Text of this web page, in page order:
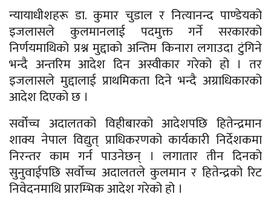
न्यायाधीशहरू डा. कुमार चुडाल र नित्यानन्द पाण्डेयको
इजलासले कुलमानलाई पदमुक्त गर्ने सरकारको
निर्णयमाथिको प्रश्न मुद्दाको अन्तिम किनारा लगाउदा टुंगिने
भन्दै अन्तरिम आदेश दिन अस्वीकार गरेको हो । तर
इजलासले मुद्दालाई प्राथमिकता दिने भन्दै अग्राधिकारको
आदेश दिएको छ ।
सर्वोच्च अदालतको विहीबारको आदेशपछि हितेन्द्रमान
शाक्य नेपाल विद्युत् प्राधिकरणको कार्यकारी निर्देशकमा
निरन्तर काम गर्न पाउनेछन् । लगातार तीन दिनको
सुनुवाईपछि सर्वोच्च अदालतले कुलमान र हितेन्द्रको रिट
निवेदनमाथि प्रारम्भिक आदेश गरेको हो ।